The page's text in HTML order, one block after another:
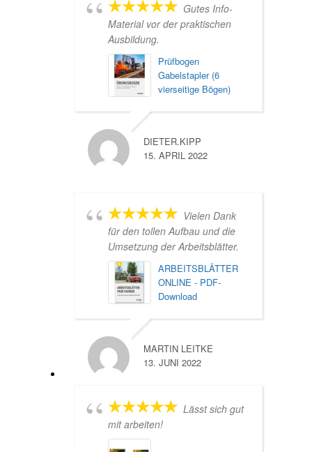
Gutes Info-
Material vor der praktischen
Ausbildung.
Prüfbogen
Gabelstapler (6
vierseitige Bögen)
DIETER.KIPP
15. APRIL 2022
Vielen Dank
für den tollen Aufbau und die
Umsetzung der Arbeitsblätter.
ARBEITSBLÄTTER
ONLINE - PDF-
Download
MARTIN LEITKE
13. JUNI 2022
Lässt sich gut
mit arbeiten!